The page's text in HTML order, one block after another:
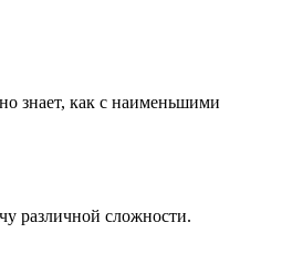
знает, как с наименьшими
различной сложности.